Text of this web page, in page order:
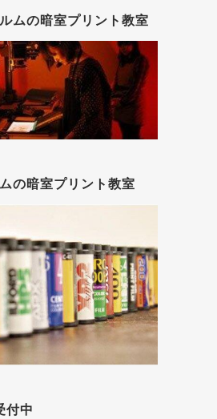
ムの暗室プリント教室
の暗室プリント教室
付中